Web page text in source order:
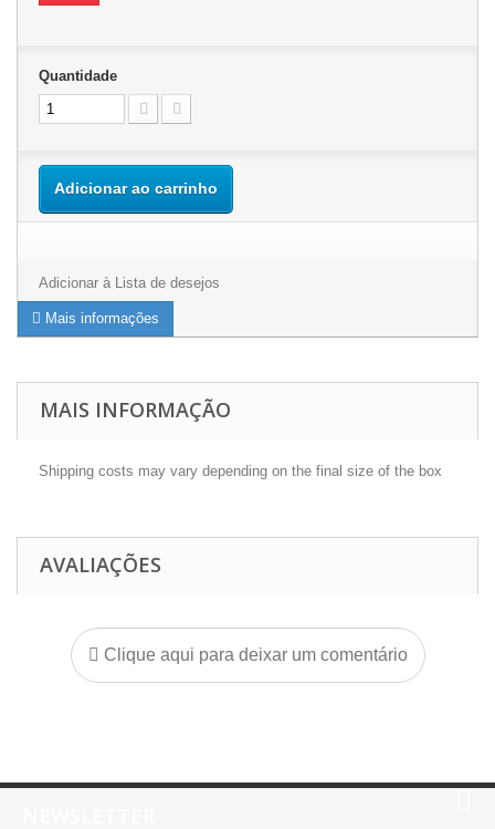
Quantidade
Adicionar ao carrinho
Adicionar à Lista de desejos
Mais informações
MAIS INFORMAÇÃO
Shipping costs may vary depending on the final size of the box
AVALIAÇÕES
Clique aqui para deixar um comentário